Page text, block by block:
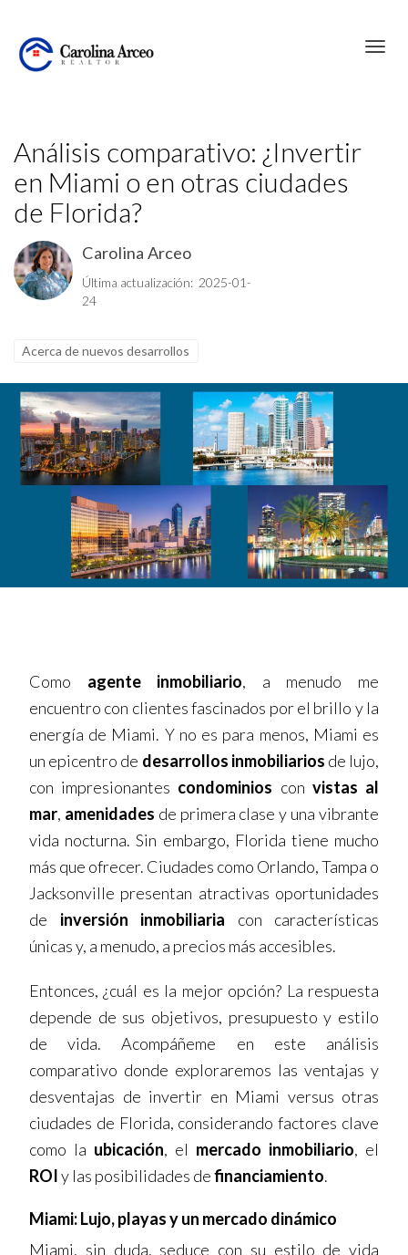
Análisis comparativo: ¿Invertir
en Miami o en otras ciudades
de Florida?
Carolina Arceo
Última actualización: 2025-01-
24
Acerca de nuevos desarrollos
Como agente inmobiliario, a menudo me
encuentro con clientes fascinados por el brillo y la
energía de Miami. Y no es para menos, Miami es
un epicentro de desarrollos inmobiliarios de lujo,
con impresionantes condominios con vistas al
mar, amenidades de primera clase y una vibrante
vida nocturna. Sin embargo, Florida tiene mucho
más que ofrecer. Ciudades como Orlando, Tampa o
Jacksonville presentan atractivas oportunidades
de inversión inmobiliaria con características
únicas y, a menudo, a precios más accesibles.
Entonces, ¿cuál es la mejor opción? La respuesta
depende de sus objetivos, presupuesto y estilo
de vida. Acompáñeme en este análisis
comparativo donde exploraremos las ventajas y
desventajas de invertir en Miami versus otras
ciudades de Florida, considerando factores clave
como la ubicación, el mercado inmobiliario, el
ROIy las posibilidades definanciamiento.
Miami: Lujo, playas y un mercado dinámico
Miami, sin duda, seduce con su estilo de vida